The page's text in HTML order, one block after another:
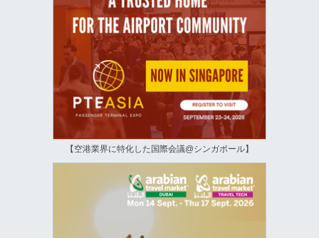
【空港業界に特化した国際会議@シンガポール】